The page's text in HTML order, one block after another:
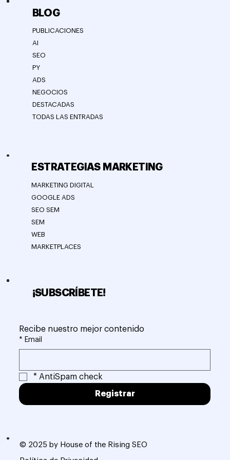
© 2025 by House of the Rising SEO
¡SUBSCRÍBETE!
Recibe nuestro mejor contenido
* Email
* AntiSpam check
Registrar
ESTRATEGIAS MARKETING
MARKETING DIGITAL
GOOGLE ADS
SEO SEM
SEM
WEB
MARKETPLACES
BLOG
PUBLICACIONES
AI
SEO
PY
ADS
NEGOCIOS
DESTACADAS
TODAS LAS ENTRADAS